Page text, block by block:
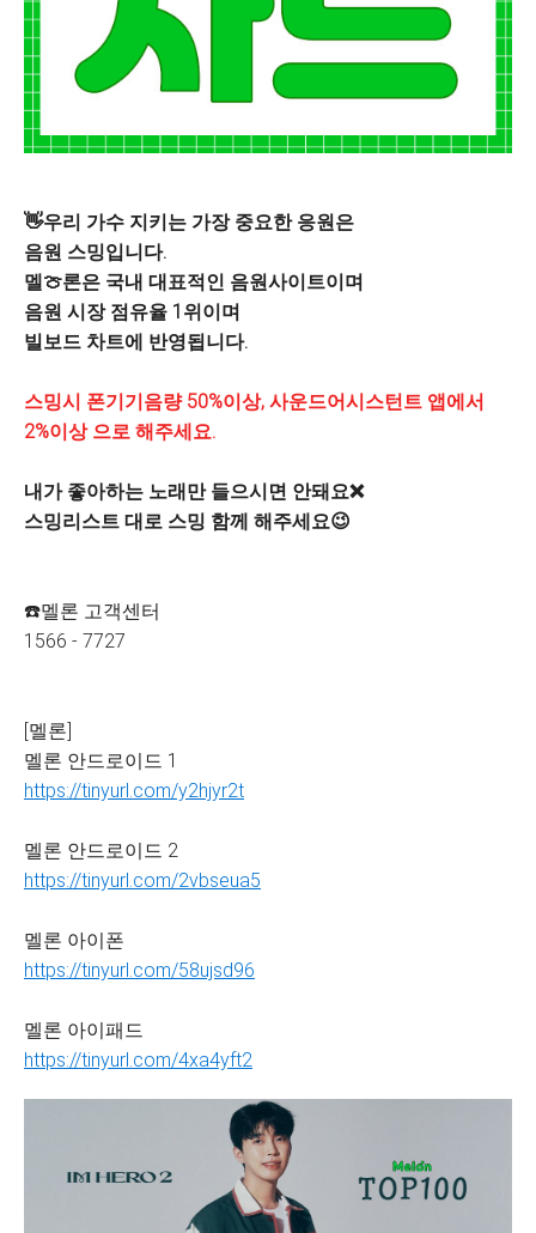
👋우리 가수 지키는 가장 중요한 응원은
음원 스밍입니다.
멜🍈론은 국내 대표적인 음원사이트이며
음원 시장 점유율 1위이며
빌보드 차트에 반영됩니다.
스밍시 폰기기음량 50%이상, 사운드어시스턴트 앱에서
2%이상 으로 해주세요.
내가 좋아하는 노래만 들으시면 안돼요❌
스밍리스트 대로 스밍 함께 해주세요😉
☎️멜론 고객센터
1566 - 7727
[멜론]
멜론 안드로이드 1
https://tinyurl.com/y2hjyr2t
멜론 안드로이드 2
https://tinyurl.com/2vbseua5
멜론 아이폰
https://tinyurl.com/58ujsd96
멜론 아이패드
https://tinyurl.com/4xa4yft2